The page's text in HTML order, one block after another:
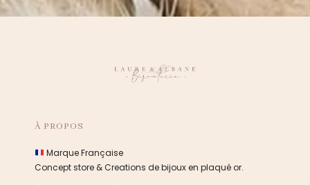
À PROPOS
Marque Française
Concept store & Creations de bijoux en plaqué or.